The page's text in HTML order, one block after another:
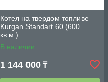
Котел на твердом топливе
Kurgan Standart 60 (600
кв.м.)
В наличии
1 144 000 ₸